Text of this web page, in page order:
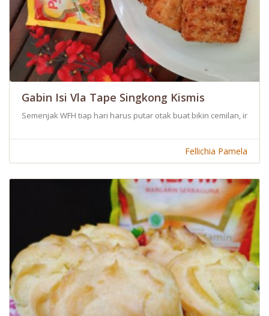
Gabin Isi Vla Tape Singkong Kismis
Semenjak WFH tiap hari harus putar otak buat bikin cemilan, ini
Fellichia Pamela